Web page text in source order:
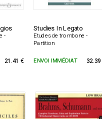
-
Studies In Legato
Etudes de trombone -
Partition
21.41 € ENVOI IMMÉDIAT